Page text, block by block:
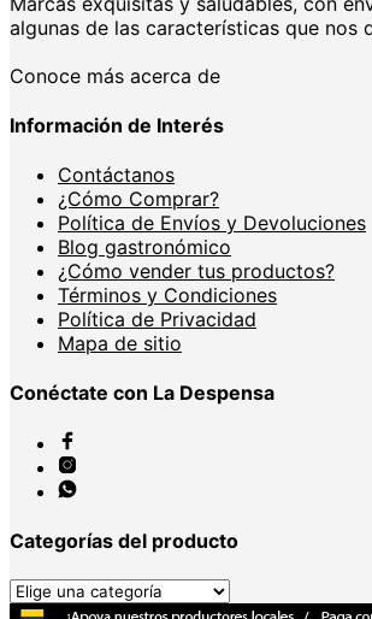
algunas de las características que nos
Conoce más acerca de
Información de Interés
Contáctanos
¿Cómo Comprar?
Política de Envíos y Devoluciones
Blog gastronómico
¿Cómo vender tus productos?
Términos y Condiciones
Política de Privacidad
Mapa de sitio
Conéctate con La Despensa
Categorías del producto